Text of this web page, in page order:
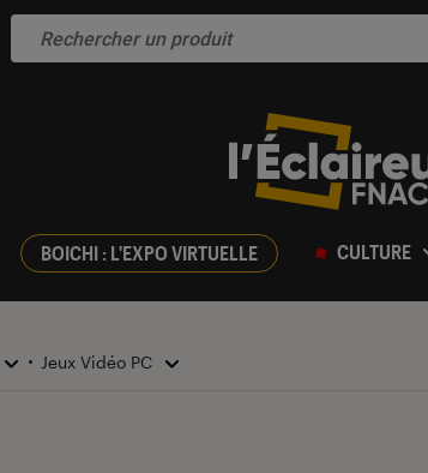
BOICHI : L'EXPO VIRTUELLE CULTURE
Jeux Vidéo PC